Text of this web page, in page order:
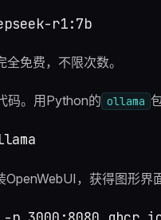
ollama run deepseek-r1:7b
免费，不限次数。
码。用Python的 ollama
，获得图形界面